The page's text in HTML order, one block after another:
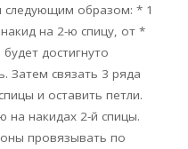
следующим образом: * 1
на 2-ю спицу, от *
достигнуто
Затем связать 3 ряда
и оставить петли.
на накидах 2-й спицы.
провязывать по